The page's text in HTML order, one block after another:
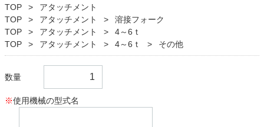
TOP
アタッチメント
TOP
アタッチメント
溶接フォーク
TOP
アタッチメント
4～6ｔ
TOP
アタッチメント 4～6ｔ その他
数量
※使用機械の型式名